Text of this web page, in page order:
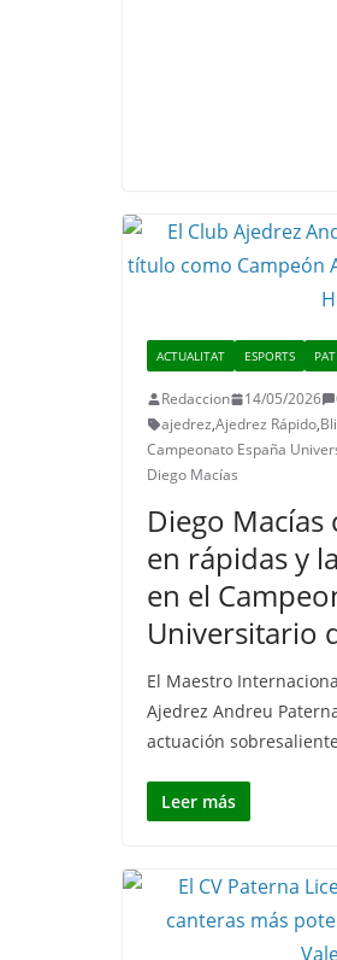
ACTUALITAT ESPORTS
Redaccion 14/05/2026
ajedrez,Ajedrez Rápido,
Campeonato España
Diego Macías
Diego
en rápidas y
en el
Universitario
El Maestro
Ajedrez Andreu
actuación
Leer más